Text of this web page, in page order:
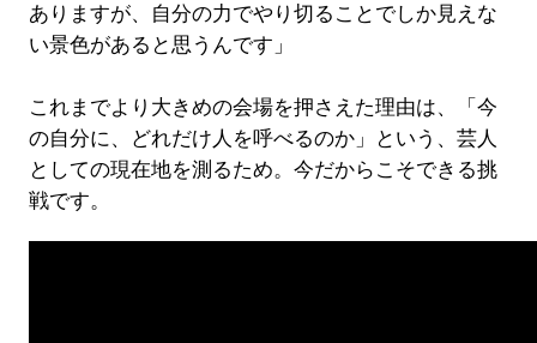
ありますが、自分の力でやり切ることでしか見えな
い景色があると思うんです」
これまでより大きめの会場を押さえた理由は、「今
の自分に、どれだけ人を呼べるのか」という、芸人
としての現在地を測るため。今だからこそできる挑
戦です。